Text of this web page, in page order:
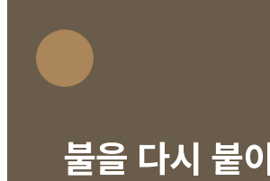
불을 다시 붙